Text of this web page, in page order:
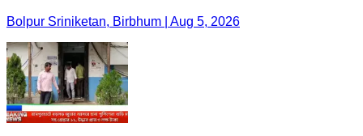
Bolpur Sriniketan, Birbhum | Aug 5, 2026